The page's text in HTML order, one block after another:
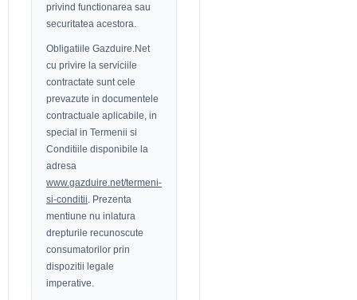
privind functionarea sau
securitatea acestora.
Obligatiile Gazduire.Net
cu privire la serviciile
contractate sunt cele
prevazute in documentele
contractuale aplicabile, in
special in Termenii si
Conditiile disponibile la
adresa
www.gazduire.net/termeni-
si-conditii . Prezenta
mentiune nu inlatura
drepturile recunoscute
consumatorilor prin
dispozitii legale
imperative.